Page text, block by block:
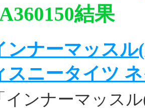
結果
ンナーマッス
スニータイツ
インナーマッス